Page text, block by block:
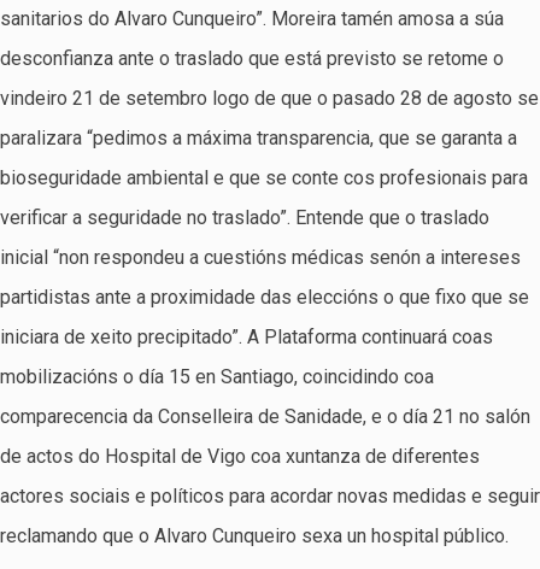
sanitarios do Alvaro Cunqueiro”. Moreira tamén amosa a súa
desconfianza ante o traslado que está previsto se retome o
vindeiro 21 de setembro logo de que o pasado 28 de agosto se
paralizara “pedimos a máxima transparencia, que se garanta a
bioseguridade ambiental e que se conte cos profesionais para
verificar a seguridade no traslado”. Entende que o traslado
inicial “non respondeu a cuestións médicas senón a intereses
partidistas ante a proximidade das eleccións o que fixo que se
iniciara de xeito precipitado”. A Plataforma continuará coas
mobilizacións o día 15 en Santiago, coincidindo coa
comparecencia da Conselleira de Sanidade, e o día 21 no salón
de actos do Hospital de Vigo coa xuntanza de diferentes
actores sociais e políticos para acordar novas medidas e seguir
reclamando que o Alvaro Cunqueiro sexa un hospital público.